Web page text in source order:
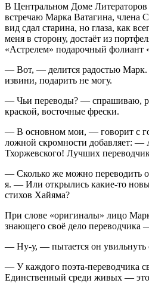
В Центральном Доме Литераторов
встречаю Марка Ватагина, члена
вид сдал старина, но глаза, как
меня в сторону, достаёт из
«Астрелем» подарочный фолиант
— Вот, — делится радостью
извини, подарить не могу.
— Чьи переводы? — спрашиваю,
краской, восточные фрески.
— В основном мои, — говорит с
ложной скромности добавляет: —
Тхоржевского! Лучших
— Сколько же можно переводить
я. — Или открылись какие-то
стихов Хайяма?
При слове «оригиналы» лицо
знающего своё дело переводчика
— Ну-у, — пытается он увильнуть
— У каждого поэта-переводчика
Единственный среди живых —